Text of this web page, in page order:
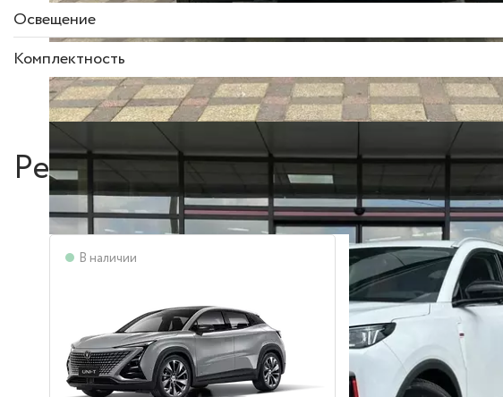
Освещение
Комплектность
Рекомендуем
В наличии